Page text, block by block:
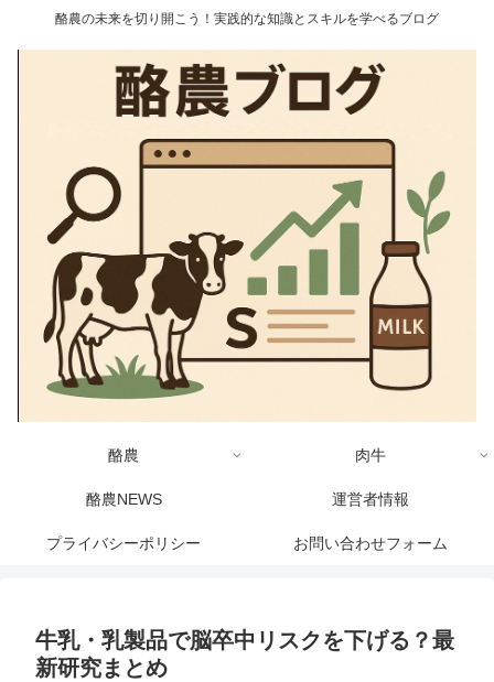
酪農の未来を切り開こう！実践的な知識とスキルを学べるブログ
酪農 肉牛
酪農NEWS 運営者情報
プライバシーポリシー お問い合わせフォーム
牛乳・乳製品で脳卒中リスクを下げる？最
新研究まとめ